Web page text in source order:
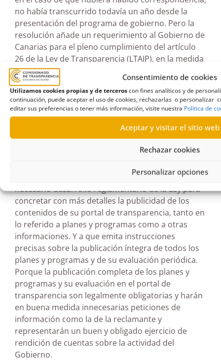
Consentimiento de cookies
Utilizamos cookies propias y de terceroscon fines analíticos y de
continuación, puede aceptar el uso de cookies, rechazarlas o personalizar
editar sus preferencias o tener más información, visite nuestra Política de
Aceptar y visitar el sitio web
Rechazar cookies
Personalizar opciones
no había transcurrido todavía un año desde la
presentación del programa de gobierno. Pero la
resolución añade un requerimiento al Gobierno de
Canarias para el pleno cumplimiento del artículo
26 de la Ley de Transparencia (LTAIP), en la medida
en que la publicación completa de los planes y
programas y su evaluación en el portal de
transparencia son legalmente obligatorios y harán
en buena medida innecesarias peticiones de
información como la de la reclamante y
representarán un buen y obligado ejercicio de
rendición de cuentas sobre la actividad del
Asimismo, se insta al Gobierno de Canarias al
necesario desarrollo reglamentario de la Ley para
concretar con más detalles la publicidad de los
contenidos de su portal de transparencia, tanto en
lo referido a planes y programas como a otras
informaciones. Y a que emita instrucciones
precisas sobre la publicación íntegra de todos los
planes y programas y de su evaluación periódica.
Porque la publicación completa de los planes y
programas y su evaluación en el portal de
transparencia son legalmente obligatorias y harán
en buena medida innecesarias peticiones de
información como la de la reclamante y
representarán un buen y obligado ejercicio de
rendición de cuentas sobre la actividad del
Gobierno.